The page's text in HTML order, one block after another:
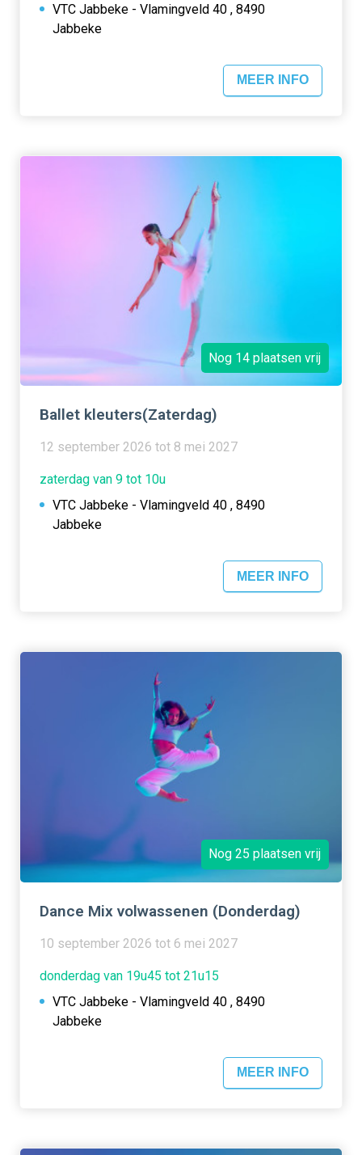
VTC Jabbeke - Vlamingveld 40 , 8490
Jabbeke
MEER INFO
Nog 14 plaatsen vrij
Ballet kleuters(Zaterdag)
12 september 2026 tot 8 mei 2027
zaterdag van 9 tot 10u
VTC Jabbeke - Vlamingveld 40 , 8490
Jabbeke
MEER INFO
Nog 25 plaatsen vrij
Dance Mix volwassenen (Donderdag)
10 september 2026 tot 6 mei 2027
donderdag van 19u45 tot 21u15
VTC Jabbeke - Vlamingveld 40 , 8490
Jabbeke
MEER INFO